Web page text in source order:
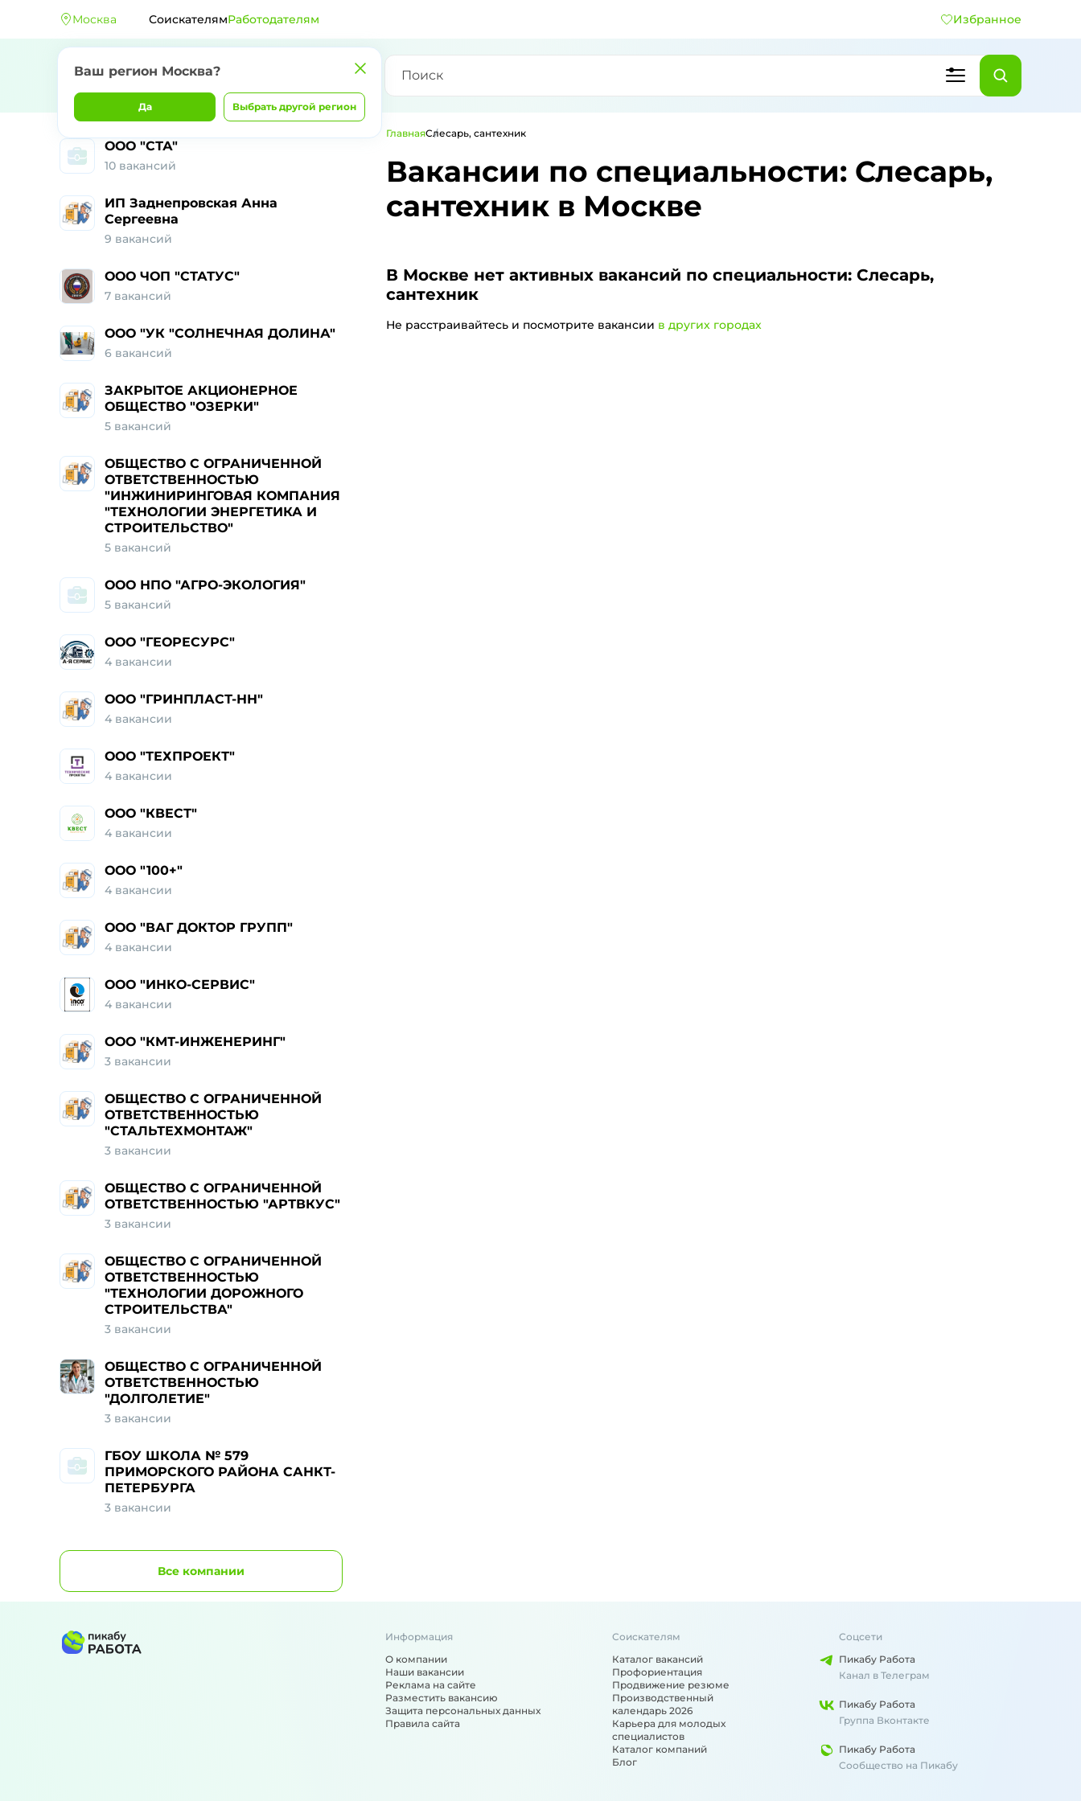
Москва
Ваш регион Москва?
Да Выбрать другой регион
СоискателямРаботодателям Избранное
ООО "СТА"
10 вакансий
ИП Заднепровская Анна
Сергеевна
9 вакансий
ООО ЧОП "СТАТУС"
7 вакансий
ООО "УК "СОЛНЕЧНАЯ ДОЛИНА"
6 вакансий
ЗАКРЫТОЕ АКЦИОНЕРНОЕ
ОБЩЕСТВО "ОЗЕРКИ"
5 вакансий
ОБЩЕСТВО С ОГРАНИЧЕННОЙ
ОТВЕТСТВЕННОСТЬЮ
"ИНЖИНИРИНГОВАЯ КОМПАНИЯ
"ТЕХНОЛОГИИ ЭНЕРГЕТИКА И
СТРОИТЕЛЬСТВО"
5 вакансий
ООО НПО "АГРО-ЭКОЛОГИЯ"
5 вакансий
ООО "ГЕОРЕСУРС"
4 вакансии
ООО "ГРИНПЛАСТ-НН"
4 вакансии
ООО "ТЕХПРОЕКТ"
4 вакансии
ООО "КВЕСТ"
4 вакансии
ООО "100+"
4 вакансии
ООО "ВАГ ДОКТОР ГРУПП"
4 вакансии
ООО "ИНКО-СЕРВИС"
4 вакансии
ООО "КМТ-ИНЖЕНЕРИНГ"
3 вакансии
ОБЩЕСТВО С ОГРАНИЧЕННОЙ
ОТВЕТСТВЕННОСТЬЮ
"СТАЛЬТЕХМОНТАЖ"
3 вакансии
ОБЩЕСТВО С ОГРАНИЧЕННОЙ
ОТВЕТСТВЕННОСТЬЮ "АРТВКУС"
3 вакансии
ОБЩЕСТВО С ОГРАНИЧЕННОЙ
ОТВЕТСТВЕННОСТЬЮ
"ТЕХНОЛОГИИ ДОРОЖНОГО
СТРОИТЕЛЬСТВА"
3 вакансии
ОБЩЕСТВО С ОГРАНИЧЕННОЙ
ОТВЕТСТВЕННОСТЬЮ
"ДОЛГОЛЕТИЕ"
3 вакансии
ГБОУ ШКОЛА № 579
ПРИМОРСКОГО РАЙОНА САНКТ-
ПЕТЕРБУРГА
3 вакансии
Все компании
ГлавнаяСлесарь, сантехник
Вакансии по специальности: Слесарь,
сантехник в Москве
В Москве нет активных вакансий по специальности: Слесарь,
сантехник
Не расстраивайтесь и посмотрите вакансии в других городах
Информация
О компании
Наши вакансии
Реклама на сайте
Разместить вакансию
Защита персональных данных
Правила сайта
Соискателям
Каталог вакансий
Профориентация
Продвижение резюме
Производственный
календарь 2026
Карьера для молодых
специалистов
Каталог компаний
Блог
Соцсети
Пикабу Работа
Канал в Телеграм
Пикабу Работа
Группа Вконтакте
Пикабу Работа
Сообщество на Пикабу